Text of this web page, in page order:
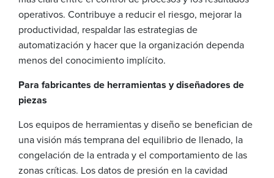
operativos. Contribuye a reducir el riesgo, mejorar la
productividad, respaldar las estrategias de
automatización y hacer que la organización dependa
menos del conocimiento implícito.
Para fabricantes de herramientas y diseñadores de
piezas
Los equipos de herramientas y diseño se benefician de
una visión más temprana del equilibrio de llenado, la
congelación de la entrada y el comportamiento de las
zonas críticas. Los datos de presión en la cavidad